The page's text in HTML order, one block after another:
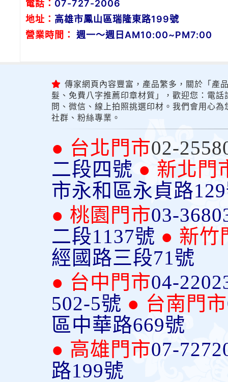
電話： 07-727-2006
地址： 高雄市鳳山區瑞隆東路199號
營業時間：
週一～週日AM10:00~PM7:00
傳家網頁內容豐富，產品繁多，關於「產
髮、免費八字推薦印章材質」，歡迎您：電
問、微信、線上拍照挑選印材。我們會用心
社群、粉絲專業。
● 台北門市02-
二段四號 ● 新北門
市永和區永貞路
● 桃園門市03-
二段1137號 ● 新竹
經國路三段71號
● 台中門市04-
502-5號 ● 台南門市
區中華路669號
● 高雄門市07-
路199號